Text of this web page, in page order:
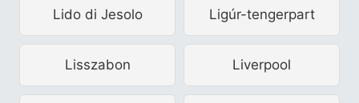
Lido di Jesolo Ligúr-tengerpart
Lisszabon Liverpool